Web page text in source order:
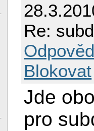
Re:
Blokovat
Jde
pro